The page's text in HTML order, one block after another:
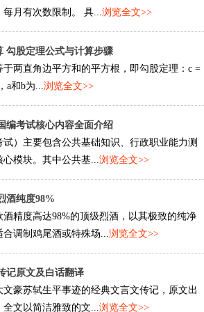
月有次数限制。 具...浏览全文>>
勾股定理公式与计算步骤
两直角边平方和的平方根，即勾股定理：c =
a和b为...浏览全文>>
编考试核心内容全面介绍
）主要包含公共基础知识、行政职业能力测
模块。其中公共基...浏览全文>>
酒纯度98%
精度高达98%的顶级烈酒，以其极致的纯净
调制鸡尾酒或特殊场...浏览全文>>
记原文及白话翻译
文豪苏轼生平事迹的经典文言文传记，原文出
全文以简洁雅致的文...浏览全文>>